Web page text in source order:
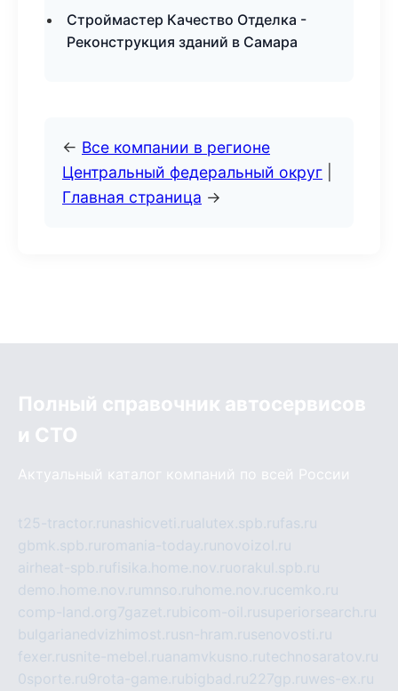
Строймастер Качество Отделка -
Реконструкция зданий в Самара
← Все компании в регионе
Центральный федеральный округ
Главная страница →
Полный справочник автосервисов
и СТО
Актуальный каталог компаний по всей России
t25-tractor.ru nashicveti.rualutex.spb.rufas.ru
gbmk.spb.ru romania-today.ru novoizol.ru
airheat-spb.rufisika.home.nov.ruorakul.spb.ru
demo.home.nov.ru mnso.ru home.nov.rucemko.ru
comp-land.org 7gazet.rubicom-oil.rusuperiorsearch.ru
bulgarianedvizhimost.rusn-hram.rusenovosti.ru
fexer.rusnite-mebel.ruanamvkusno.rutechnosaratov.ru
0sporte.ru9rota-game.rubigbad.ru227gp.ruwes-ex.ru